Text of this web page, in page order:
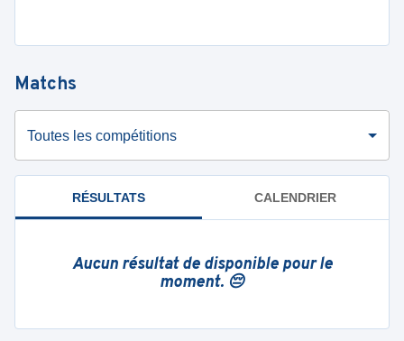
Matchs
Toutes les compétitions
RÉSULTATS CALENDRIER
Aucun résultat de disponible pour le
moment. 😔